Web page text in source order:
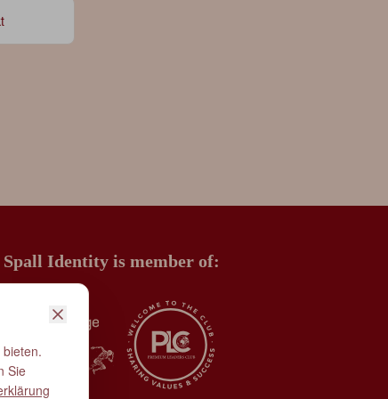
Sie
Spall Identity is member of: